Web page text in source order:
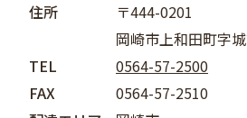
住所
〒444-0201
岡崎市上和田町字
TEL
0564-57-2500
FAX
0564-57-2510